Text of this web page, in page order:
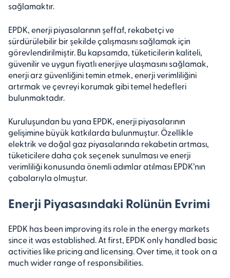
sağlamaktır.
EPDK, enerji piyasalarının şeffaf, rekabetçi ve
sürdürülebilir bir şekilde çalışmasını sağlamak için
görevlendirilmiştir. Bu kapsamda, tüketicilerin kaliteli,
güvenilir ve uygun fiyatlı enerjiye ulaşmasını sağlamak,
enerji arz güvenliğini temin etmek, enerji verimliliğini
artırmak ve çevreyi korumak gibi temel hedefleri
bulunmaktadır.
Kuruluşundan bu yana EPDK, enerji piyasalarının
gelişimine büyük katkılarda bulunmuştur. Özellikle
elektrik ve doğal gaz piyasalarında rekabetin artması,
tüketicilere daha çok seçenek sunulması ve enerji
verimliliği konusunda önemli adımlar atılması EPDK’nın
çabalarıyla olmuştur.
Enerji Piyasasındaki Rolünün Evrimi
EPDK has been improving its role in the energy markets
since it was established. At first, EPDK only handled basic
activities like pricing and licensing. Over time, it took on a
much wider range of responsibilities.